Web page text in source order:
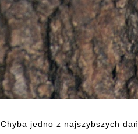
Chyba jedno z najszybszych